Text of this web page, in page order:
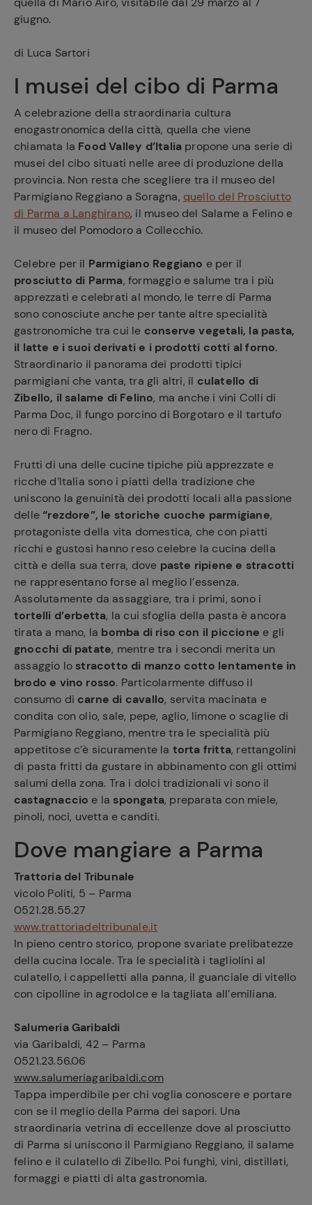
giugno.
di Luca Sartori
I musei del cibo di Parma
A celebrazione della straordinaria cultura
enogastronomica della città, quella che viene
chiamata la Food Valley d’Italia propone una serie di
musei del cibo situati nelle aree di produzione della
provincia. Non resta che scegliere tra il museo del
Parmigiano Reggiano a Soragna, quello del Prosciutto
di Parma a Langhirano, il museo del Salame a Felino e
il museo del Pomodoro a Collecchio.
Celebre per il Parmigiano Reggiano e per il
prosciutto di Parma, formaggio e salume tra i più
apprezzati e celebrati al mondo, le terre di Parma
sono conosciute anche per tante altre specialità
gastronomiche tra cui le conserve vegetali, la pasta,
il latte e i suoi derivati e i prodotti cotti al forno.
Straordinario il panorama dei prodotti tipici
parmigiani che vanta, tra gli altri, il culatello di
Zibello, il salame di Felino, ma anche i vini Colli di
Parma Doc, il fungo porcino di Borgotaro e il tartufo
nero di Fragno.
Frutti di una delle cucine tipiche più apprezzate e
ricche d’Italia sono i piatti della tradizione che
uniscono la genuinità dei prodotti locali alla passione
delle“rezdore”, le storiche cuoche parmigiane,
protagoniste della vita domestica, che con piatti
ricchi e gustosi hanno reso celebre la cucina della
città e della sua terra, dove paste ripiene e stracotti
ne rappresentano forse al meglio l’essenza.
Assolutamente da assaggiare, tra i primi, sono i
tortelli d’erbetta, la cui sfoglia della pasta è ancora
tirata a mano, la bomba di riso con il piccione e gli
gnocchi di patate, mentre tra i secondi merita un
assaggio lo stracotto di manzo cotto lentamente in
brodo e vino rosso. Particolarmente diffuso il
consumo di carne di cavallo, servita macinata e
condita con olio, sale, pepe, aglio, limone o scaglie di
Parmigiano Reggiano, mentre tra le specialità più
appetitose c’è sicuramente la torta fritta, rettangolini
di pasta fritti da gustare in abbinamento con gli ottimi
salumi della zona. Tra i dolci tradizionali vi sono il
castagnaccio e la spongata, preparata con miele,
pinoli, noci, uvetta e canditi.
Dove mangiare a Parma
Trattoria del Tribunale
vicolo Politi, 5 – Parma
0521.28.55.27
www.trattoriadeltribunale.it
In pieno centro storico, propone svariate prelibatezze
della cucina locale. Tra le specialità i tagliolini al
culatello, i cappelletti alla panna, il guanciale di vitello
con cipolline in agrodolce e la tagliata all’emiliana.
Salumeria Garibaldi
via Garibaldi, 42 – Parma
0521.23.56.06
www.salumeriagaribaldi.com
Tappa imperdibile per chi voglia conoscere e portare
con se il meglio della Parma dei sapori. Una
straordinaria vetrina di eccellenze dove al prosciutto
di Parma si uniscono il Parmigiano Reggiano, il salame
felino e il culatello di Zibello. Poi funghi, vini, distillati,
formaggi e piatti di alta gastronomia.